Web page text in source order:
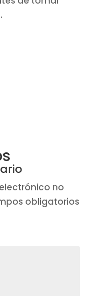
no
obligatorios